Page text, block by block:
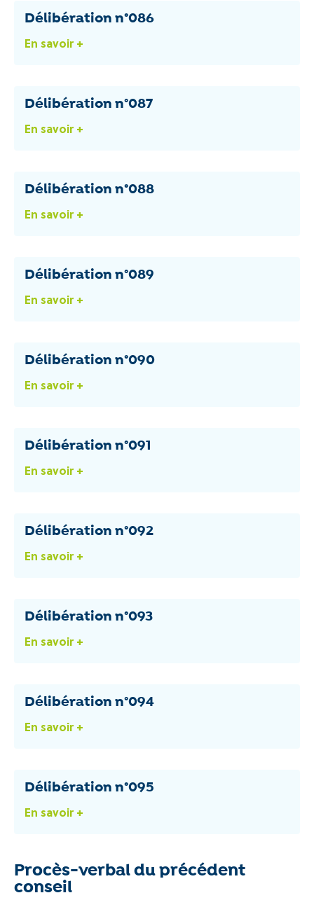
Délibération n°086
En savoir +
Délibération n°087
En savoir +
Délibération n°088
En savoir +
Délibération n°089
En savoir +
Délibération n°090
En savoir +
Délibération n°091
En savoir +
Délibération n°092
En savoir +
Délibération n°093
En savoir +
Délibération n°094
En savoir +
Délibération n°095
En savoir +
Procès-verbal du précédent
conseil